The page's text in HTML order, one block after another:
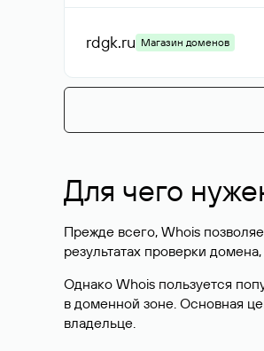
rdgk.ru Магазин доменов
Для чего
Прежде всего, Whois
результатах проверки
Однако Whois пользуется
в доменной зоне. Основная
владельце.